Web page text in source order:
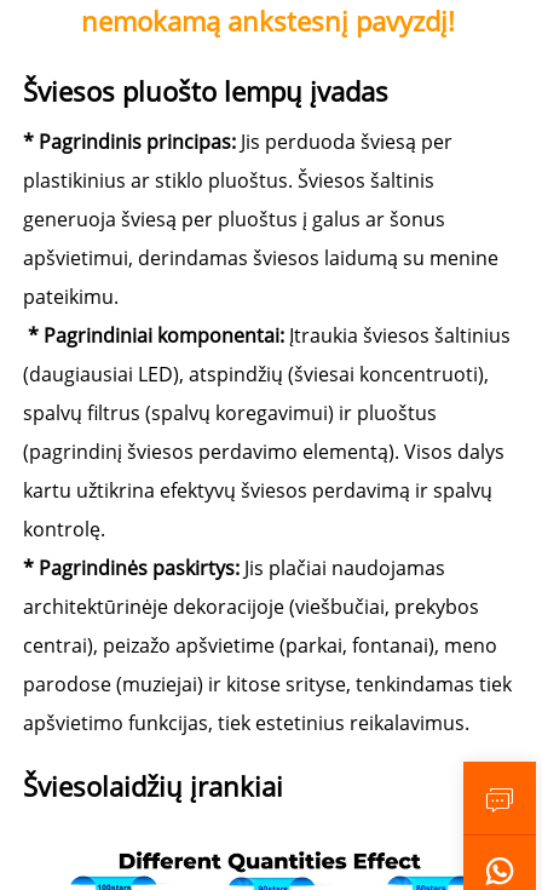
nemokamą ankstesnį pavyzdį!
Šviesos pluošto lempų įvadas
* Pagrindinis principas: Jis perduoda šviesą per
plastikinius ar stiklo pluoštus. Šviesos šaltinis
generuoja šviesą per pluoštus į galus ar šonus
apšvietimui, derindamas šviesos laidumą su menine
pateikimu.
* Pagrindiniai komponentai: Įtraukia šviesos šaltinius
(daugiausiai LED), atspindžių (šviesai koncentruoti),
spalvų filtrus (spalvų koregavimui) ir pluoštus
(pagrindinį šviesos perdavimo elementą). Visos dalys
kartu užtikrina efektyvų šviesos perdavimą ir spalvų
kontrolę.
* Pagrindinės paskirtys: Jis plačiai naudojamas
architektūrinėje dekoracijoje (viešbučiai, prekybos
centrai), peizažo apšvietime (parkai, fontanai), meno
parodose (muziejai) ir kitose srityse, tenkindamas tiek
apšvietimo funkcijas, tiek estetinius reikalavimus.
Šviesolaidžių įrankiai